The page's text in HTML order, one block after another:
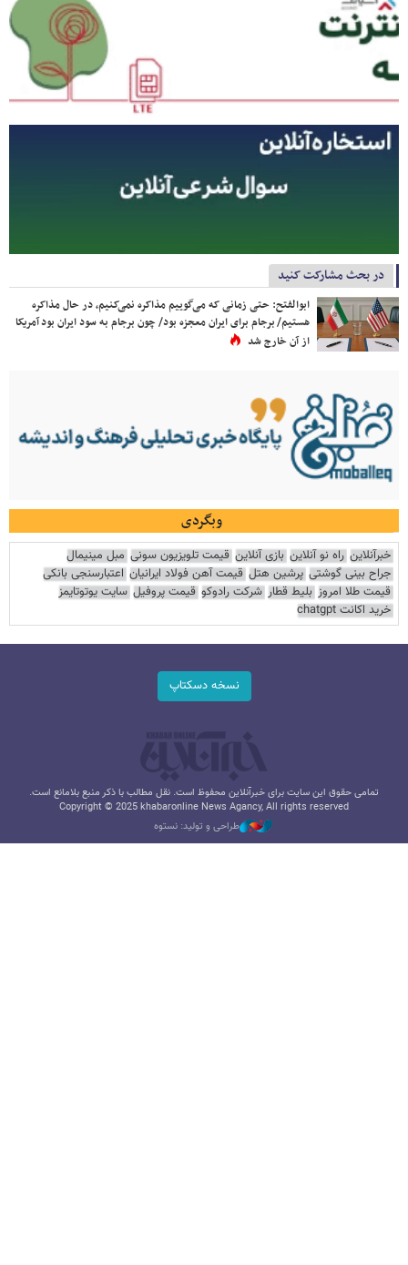
در بحث مشارکت کنید
ابوالفتح: حتی زمانی که می‌گوییم مذاکره نمی‌کنیم، در حال مذاکره
هستیم/ برجام برای ایران معجزه بود/ چون برجام به سود ایران بود آمریکا
از آن خارج شد
وبگردی
خبرآنلاین راه نو آنلاین بازی آنلاین قیمت تلویزیون سونی مبل مینیمال
جراح بینی گوشتی پرشین هتل قیمت آهن فولاد ایرانیان اعتبارسنجی بانکی
قیمت طلا امروز بلیط قطار شرکت رادوکو قیمت پروفیل سایت یوتوتایمز
خرید اکانت chatgpt
نسخه دسکتاپ
تمامی حقوق این سایت برای خبرآنلاین محفوظ است. نقل مطالب با ذکر منبع بلامانع است.
Copyright © 2025 khabaronline News Agancy, All rights reserved
طراحی و تولید: نستوه